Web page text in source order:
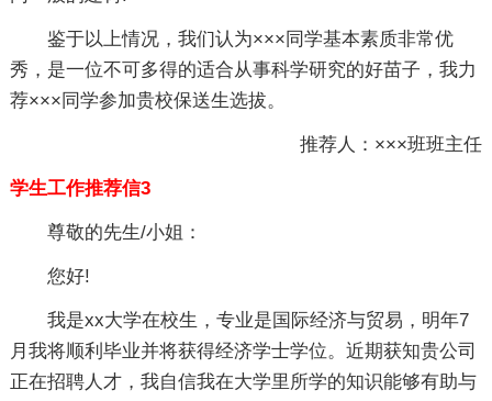
鉴于以上情况，我们认为×××同学基本素质非常优
秀，是一位不可多得的适合从事科学研究的好苗子，我力
荐×××同学参加贵校保送生选拔。
推荐人：×××班班主任
学生工作推荐信3
尊敬的先生/小姐：
您好!
我是xx大学在校生，专业是国际经济与贸易，明年7
月我将顺利毕业并将获得经济学士学位。近期获知贵公司
正在招聘人才，我自信我在大学里所学的知识能够有助与